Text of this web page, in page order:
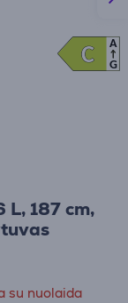
L, 187 cm,
su nuolaida
C
C
A
G